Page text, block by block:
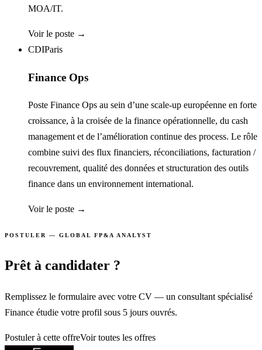
MOA/IT.
Voir le poste →
CDIParis
Finance Ops
Poste Finance Ops au sein d’une scale-up européenne en forte
croissance, à la croisée de la finance opérationnelle, du cash
management et de l’amélioration continue des process. Le rôle
combine suivi des flux financiers, réconciliations, facturation /
recouvrement, qualité des données et structuration des outils
finance dans un environnement international.
Voir le poste →
POSTULER — GLOBAL FP&A ANALYST
Prêt à candidater ?
Remplissez le formulaire avec votre CV — un consultant spécialisé
Finance étudie votre profil sous 5 jours ouvrés.
Postuler à cette offreVoir toutes les offres